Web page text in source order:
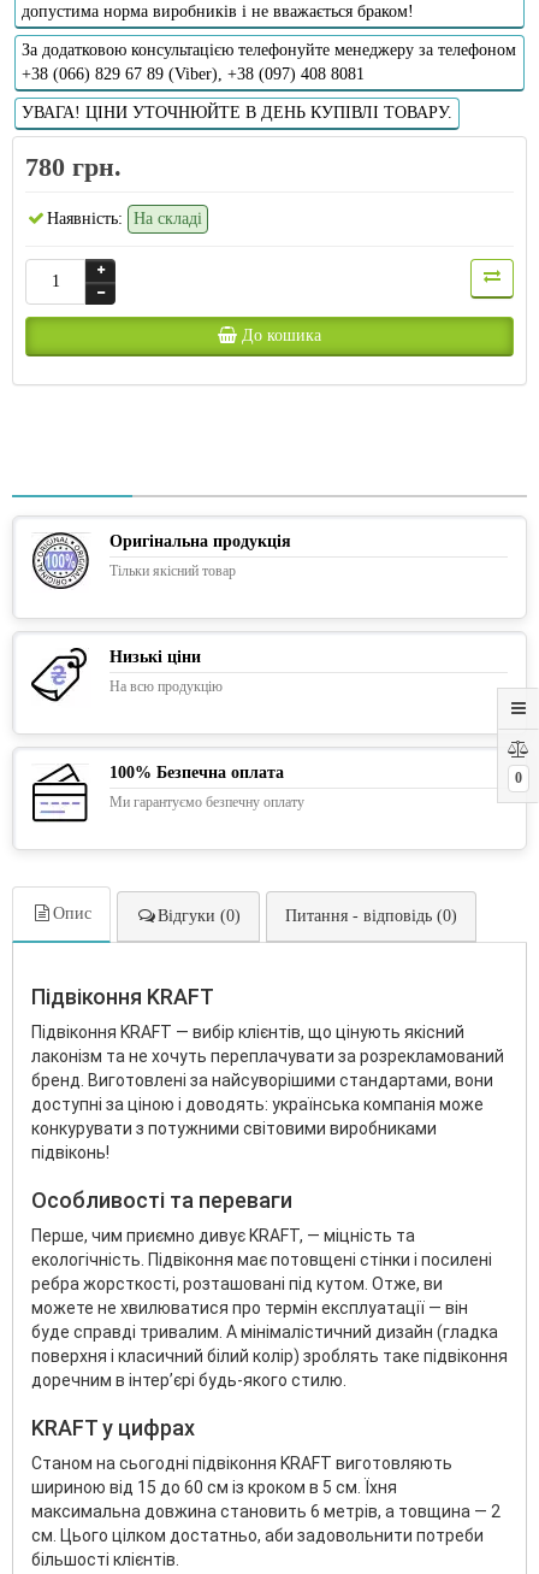
0
допустима норма виробників і не вважається браком!
За додатковою консультацією телефонуйте менеджеру за телефоном
+38 (066) 829 67 89 (Viber), +38 (097) 408 8081
УВАГА! ЦІНИ УТОЧНЮЙТЕ В ДЕНЬ КУПІВЛІ ТОВАРУ.
780 грн.
Наявність: На складі
До кошика
Оригінальна продукція
Тільки якісний товар
Низькі ціни
На всю продукцію
100% Безпечна оплата
Ми гарантуємо безпечну оплату
Опис Відгуки (0) Питання - відповідь (0)
Підвіконня KRAFT
Підвіконня KRAFT — вибір клієнтів, що цінують якісний
лаконізм та не хочуть переплачувати за розрекламований
бренд. Виготовлені за найсуворішими стандартами, вони
доступні за ціною і доводять: українська компанія може
конкурувати з потужними світовими виробниками
підвіконь!
Особливості та переваги
Перше, чим приємно дивує KRAFT, — міцність та
екологічність. Підвіконня має потовщені стінки і посилені
ребра жорсткості, розташовані під кутом. Отже, ви
можете не хвилюватися про термін експлуатації — він
буде справді тривалим. А мінімалістичний дизайн (гладка
поверхня і класичний білий колір) зроблять таке підвіконня
доречним в інтер’єрі будь-якого стилю.
KRAFT у цифрах
Станом на сьогодні підвіконня KRAFT виготовляють
шириною від 15 до 60 см із кроком в 5 см. Їхня
максимальна довжина становить 6 метрів, а товщина — 2
см. Цього цілком достатньо, аби задовольнити потреби
більшості клієнтів.